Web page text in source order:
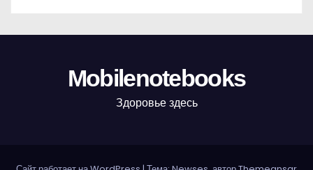
Mobilenotebooks
Здоровье здесь